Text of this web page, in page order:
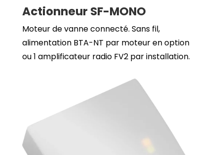
Actionneur SF-MONO
Moteur de vanne connecté. Sans fil,
alimentation BTA-NT par moteur en option
ou 1 amplificateur radio FV2 par installation.